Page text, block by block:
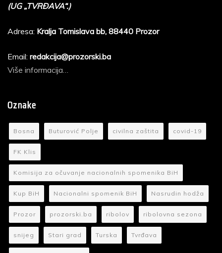
(UG „TVRĐAVA“.)
Adresa: Kralja Tomislava bb, 88440 Prozor
Email: redakcija@prozorski.ba
Više informacija…
Oznake
Bosna Buturović Polje civilna zaštita covid-19
FK Klis
Komisija za očuvanje nacionalnih spomenika BiH
Kup BiH Nacionalni spomenik BiH Nasrudin hodža
Prozor prozorski.ba ribolov ribolovna sezona
snijeg Stari grad Turska Tvrđava